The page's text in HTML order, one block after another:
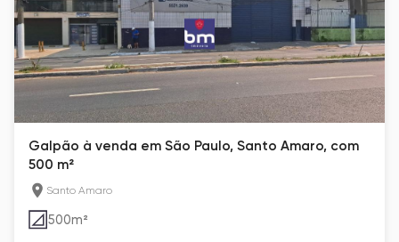
Galpão à venda em São Paulo, Santo Amaro, com
500 m²
Santo Amaro
500m²